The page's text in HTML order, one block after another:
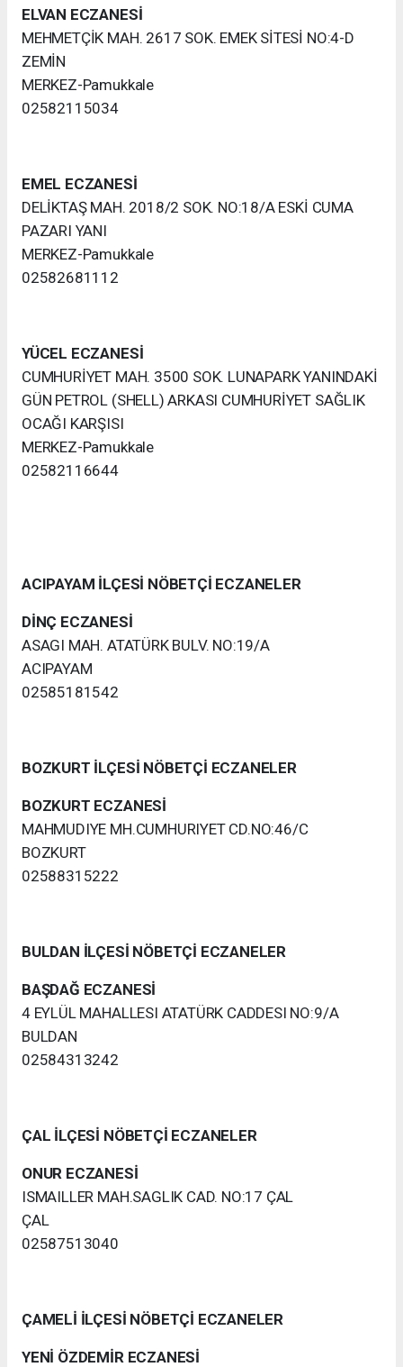
ELVAN ECZANESİ
MEHMETÇİK MAH. 2617 SOK. EMEK SİTESİ NO:4-D
ZEMİN
MERKEZ-Pamukkale
02582115034
EMEL ECZANESİ
DELİKTAŞ MAH. 2018/2 SOK. NO:18/A ESKİ CUMA
PAZARI YANI
MERKEZ-Pamukkale
02582681112
YÜCEL ECZANESİ
CUMHURİYET MAH. 3500 SOK. LUNAPARK YANINDAKİ
GÜN PETROL (SHELL) ARKASI CUMHURİYET SAĞLIK
OCAĞI KARŞISI
MERKEZ-Pamukkale
02582116644
ACIPAYAM İLÇESİ NÖBETÇİ ECZANELER
DİNÇ ECZANESİ
ASAGI MAH. ATATÜRK BULV. NO:19/A
ACIPAYAM
02585181542
BOZKURT İLÇESİ NÖBETÇİ ECZANELER
BOZKURT ECZANESİ
MAHMUDIYE MH.CUMHURIYET CD.NO:46/C
BOZKURT
02588315222
BULDAN İLÇESİ NÖBETÇİ ECZANELER
BAŞDAĞ ECZANESİ
4 EYLÜL MAHALLESI ATATÜRK CADDESI NO:9/A
BULDAN
02584313242
ÇAL İLÇESİ NÖBETÇİ ECZANELER
ONUR ECZANESİ
ISMAILLER MAH.SAGLIK CAD. NO:17 ÇAL
ÇAL
02587513040
ÇAMELİ İLÇESİ NÖBETÇİ ECZANELER
YENİ ÖZDEMİR ECZANESİ